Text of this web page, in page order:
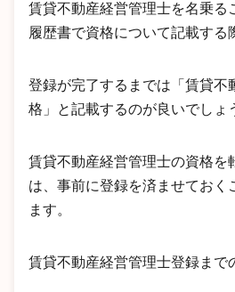
賃貸不動産経営管理士を名乗る
履歴書で資格について記載する
登録が完了するまでは「賃貸不
格」と記載するのが良いでしょ
賃貸不動産経営管理士の資格を
は、事前に登録を済ませておく
ます。
賃貸不動産経営管理士登録まで